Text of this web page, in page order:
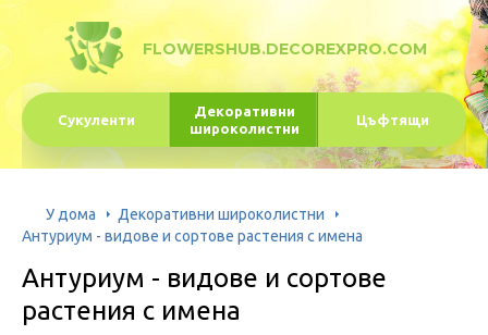
FLOWERSHUB.DECOREXPRO.COM
Сукуленти
Декоративни
широколистни
Цъфтящи
У дома
Декоративни широколистни
Антуриум - видове и сортове растения с имена
Антуриум - видове и сортове
растения с имена